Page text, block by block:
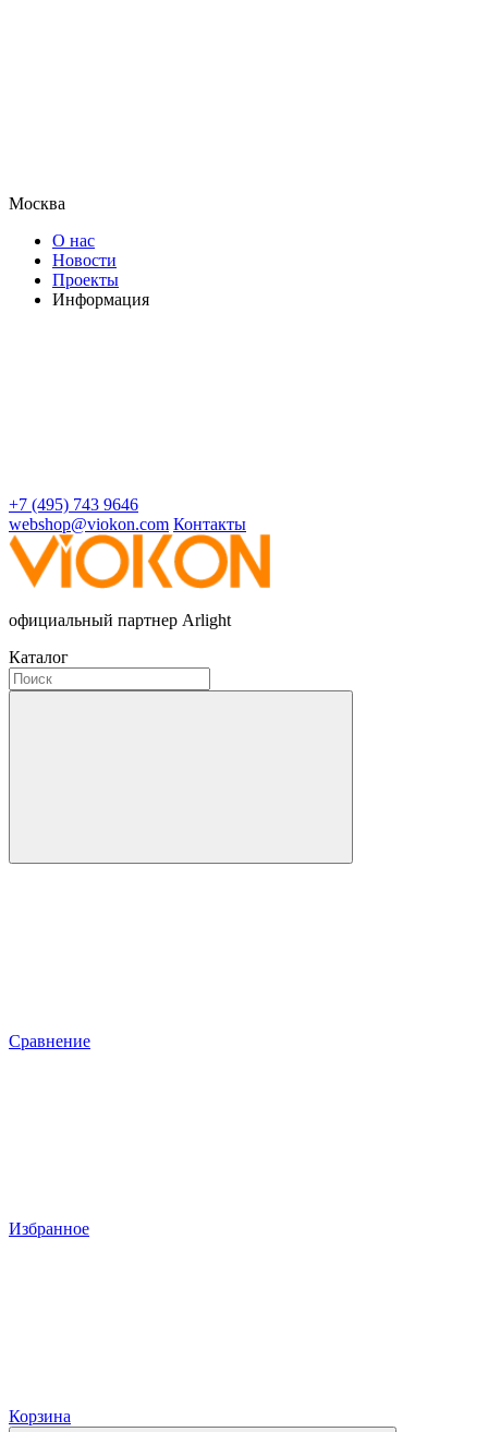
Москва
О нас
Новости
Проекты
Информация
+7 (495) 743 9646
webshop@viokon.com Контакты
официальный партнер Arlight
Каталог
Сравнение
Избранное
Корзина